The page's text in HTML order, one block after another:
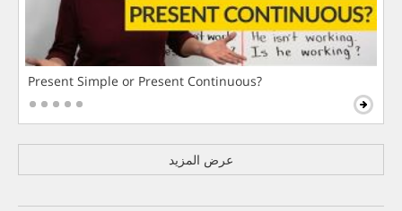
Present Simple or Present Continuous?
عرض المزيد